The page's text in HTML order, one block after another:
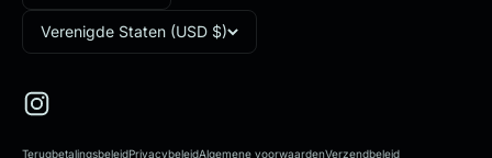
Verenigde Staten (USD $)
TerugbetalingsbeleidPrivacybeleidAlgemene voorwaardenVerzendbeleid